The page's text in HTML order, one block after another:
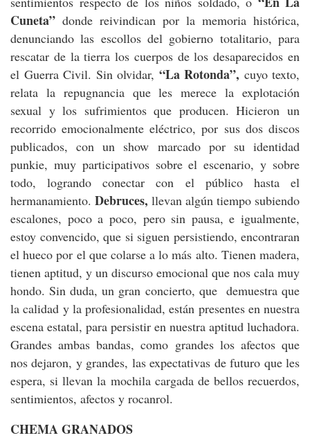
Cuneta” donde reivindican por la memoria histórica,
denunciando las escollos del gobierno totalitario, para
rescatar de la tierra los cuerpos de los desaparecidos en
el Guerra Civil. Sin olvidar, “La Rotonda”, cuyo texto,
relata la repugnancia que les merece la explotación
sexual y los sufrimientos que producen. Hicieron un
recorrido emocionalmente eléctrico, por sus dos discos
publicados, con un show marcado por su identidad
punkie, muy participativos sobre el escenario, y sobre
todo, logrando conectar con el público hasta el
hermanamiento. Debruces, llevan algún tiempo subiendo
escalones, poco a poco, pero sin pausa, e igualmente,
estoy convencido, que si siguen persistiendo, encontraran
el hueco por el que colarse a lo más alto. Tienen madera,
tienen aptitud, y un discurso emocional que nos cala muy
hondo. Sin duda, un gran concierto, que demuestra que
la calidad y la profesionalidad, están presentes en nuestra
escena estatal, para persistir en nuestra aptitud luchadora.
Grandes ambas bandas, como grandes los afectos que
nos dejaron, y grandes, las expectativas de futuro que les
espera, si llevan la mochila cargada de bellos recuerdos,
sentimientos, afectos y rocanrol.
CHEMA GRANADOS